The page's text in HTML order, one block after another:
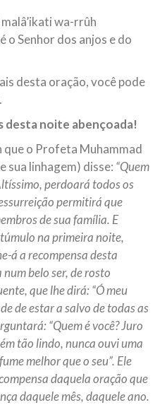
wa-rrûh
o Senhor dos anjos e do
desta oração, você pode
desta noite abençoada!
que o Profeta Muhammad
sua linhagem) disse: “Quem
perdoará todos os
permitirá que
de sua família. E
na primeira noite,
á a recompensa desta
belo ser, de rosto
que lhe dirá: “Ó meu
de estar a salvo de todas as
“Quem é você? Juro
tão lindo, nunca ouvi uma
melhor que o seu”. Ele
daquela oração que
daquele mês, daquele ano.